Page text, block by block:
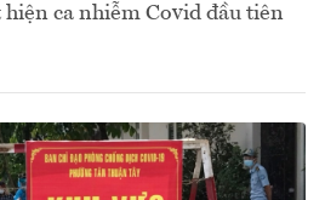
hiện ca nhiễm Covid đầu tiên